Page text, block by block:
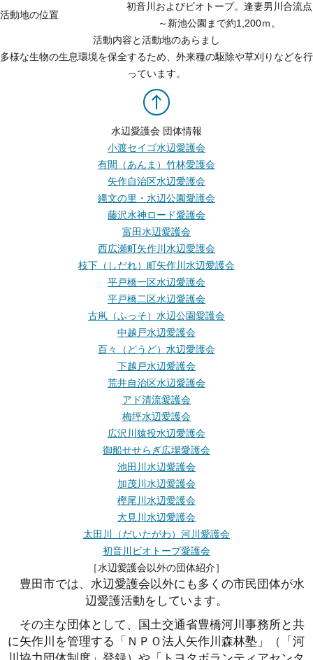
活動地の位置
初音川およびビオトープ。逢妻男川合流点
～新池公園まで約1,200ｍ。
活動内容と活動地のあらまし
多様な生物の生息環境を保全するため、外来種の駆除や草刈りなどを行
っています。
水辺愛護会 団体情報
小渡セイゴ水辺愛護会
有間（あんま）竹林愛護会
矢作自治区水辺愛護会
縄文の里・水辺公園愛護会
藤沢水神ロード愛護会
富田水辺愛護会
西広瀬町矢作川水辺愛護会
枝下（しだれ）町矢作川水辺愛護会
平戸橋一区水辺愛護会
平戸橋二区水辺愛護会
古鼡（ふっそ）水辺公園愛護会
中越戸水辺愛護会
百々（どうど）水辺愛護会
下越戸水辺愛護会
荒井自治区水辺愛護会
アド清流愛護会
梅坪水辺愛護会
広沢川猿投水辺愛護会
御船せせらぎ広場愛護会
池田川水辺愛護会
加茂川水辺愛護会
樫尾川水辺愛護会
大見川水辺愛護会
太田川（だいたがわ）河川愛護会
初音川ビオトープ愛護会
［水辺愛護会以外の団体紹介］
豊田市では、水辺愛護会以外にも多くの市民団体が水
辺愛護活動をしています。
その主な団体として、国土交通省豊橋河川事務所と共
に矢作川を管理する「ＮＰＯ法人矢作川森林塾」（「河